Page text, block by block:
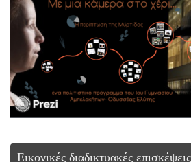
Εικονικές διαδικτυακές